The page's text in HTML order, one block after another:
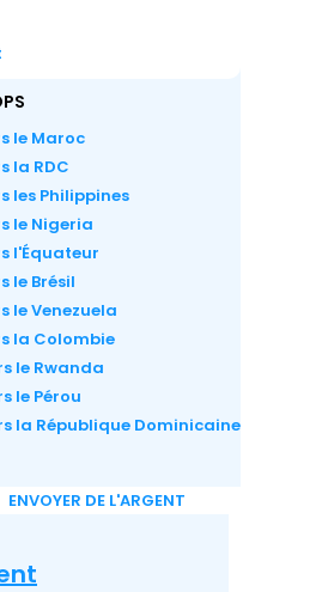
le Maroc
la RDC
les Philippines
le Nigeria
l'Équateur
le Brésil
le Venezuela
la Colombie
le Rwanda
le Pérou
la République Dominicaine
ENVOYER DE L'ARGENT